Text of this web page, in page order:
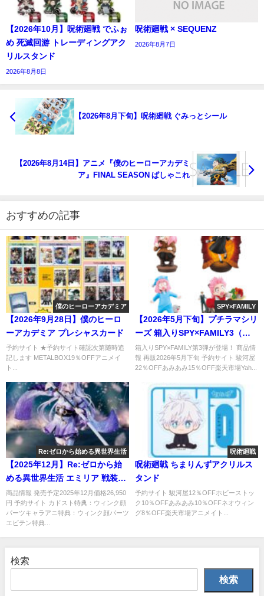
【2026年10月】呪術廻戦 でふぉ
め 死滅回游 トレーディングアク
リルスタンド
2026年8月8日
呪術廻戦 × SEQUENZ
2026年8月7日
【2026年8月下旬】呪術廻戦 ぐみっとシール
【2026年8月14日】アニメ『僕のヒーローアカデミ
ア』FINAL SEASON ぱしゃこれ
おすすめの記事
僕のヒーローアカデミア
【2026年9月28日】僕のヒーロ
ーアカデミア プレシャスカード
予約サイト ★予約サイト確認次第随時追
記します METALBOX19％OFFアニメイ
ト...
SPY×FAMILY
【2026年5月下旬】プチラマシリ
ーズ 箱入りSPY×FAMILY3（再
販）
箱入りSPY×FAMILY第3弾が登場！ 商品情
報 再販2026年5月下旬 予約サイト 駿河屋
22％OFFあみあみ15％OFF楽天市場Yah...
Re:ゼロから始める異世界生活
【2025年12月】Re:ゼロから始
める異世界生活 エミリア 戦装束
ver. KADOKAWA
商品情報 発売予定2025年12月価格26,950
円 予約サイト カドスト特典：ウィンク顔
パーツキャラアニ特典：ウィンク顔パーツ
エビテン特典...
呪術廻戦
呪術廻戦 ちまりんずアクリルス
タンド
予約サイト 駿河屋12％OFFホビーストッ
ク10％OFFあみあみ10％OFFネオウィン
グ8％OFF楽天市場アニメイト...
検索
検索